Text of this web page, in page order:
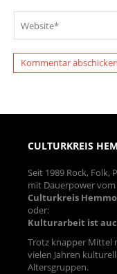
CULTURKREIS
Seit 1989 Rock,
mit Dauerpower vom
Culturkreis
oder:
Kulturarbeit ist
Trotz knapper Mittel
vielen Jahren
Altersgruppen.